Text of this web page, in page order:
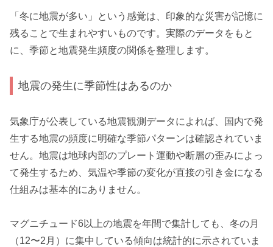
「冬に地震が多い」という感覚は、印象的な災害が記憶に
残ることで生まれやすいものです。実際のデータをもと
に、季節と地震発生頻度の関係を整理します。
地震の発生に季節性はあるのか
気象庁が公表している地震観測データによれば、国内で発
生する地震の頻度に明確な季節パターンは確認されていま
せん。地震は地球内部のプレート運動や断層の歪みによっ
て発生するため、気温や季節の変化が直接の引き金になる
仕組みは基本的にありません。
マグニチュード6以上の地震を年間で集計しても、冬の月
（12〜2月）に集中している傾向は統計的に示されていま